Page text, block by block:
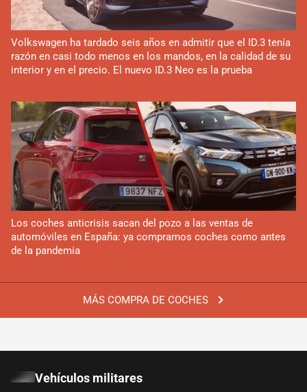
MÁS COMPRA DE COCHES
Volkswagen ha tardado seis años en admitir que el ID.3 tenía
razón en casi todo menos en los mandos, en la calidad de su
interior y en el precio. El nuevo ID.3 Neo es la prueba
Los coches anticrisis sacan del pozo a las ventas de
automóviles en España: ya compramos coches como antes
de la pandemia
Vehículos militares